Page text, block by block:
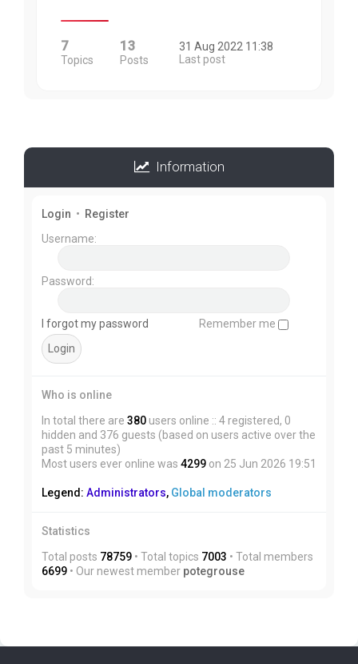
7
Topics
13
Posts
31 Aug 2022 11:38
Last post
Information
Login • Register
Username:
Password:
I forgot my password Remember me
Who is online
In total there are 380 users online :: 4 registered, 0
hidden and 376 guests (based on users active over the
past 5 minutes)
Most users ever online was 4299 on 25 Jun 2026 19:51
Legend: Administrators, Global moderators
Statistics
Total posts 78759 • Total topics 7003 • Total members
6699 • Our newest member potegrouse